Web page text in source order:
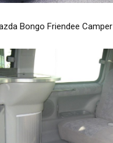
Bongo Friendee Camper